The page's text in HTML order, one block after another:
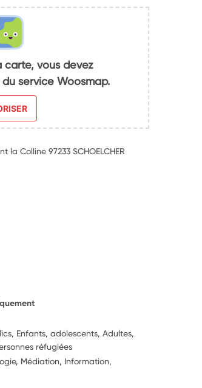
carte, vous devez
service Woosmap.
la Colline 97233 SCHOELCHER
Enfants, adolescents, Adultes,
réfugiées
Médiation, Information,